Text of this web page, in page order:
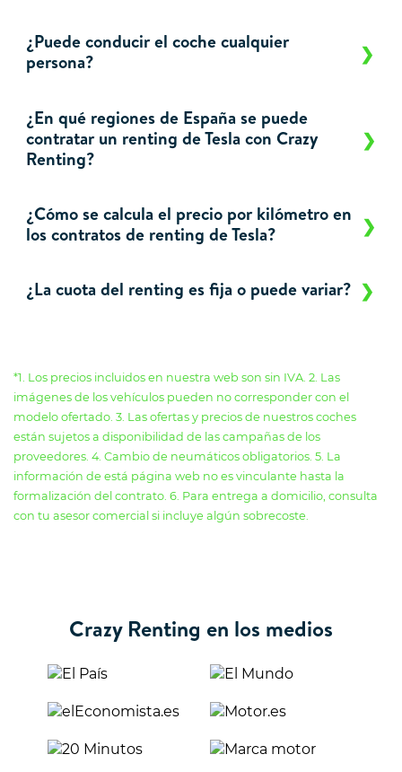
¿Puede conducir el coche cualquier
persona?
¿En qué regiones de España se puede
contratar un renting de Tesla con Crazy
Renting?
¿Cómo se calcula el precio por kilómetro en
los contratos de renting de Tesla?
¿La cuota del renting es fija o puede variar?
*1. Los precios incluidos en nuestra web son sin IVA. 2. Las
imágenes de los vehículos pueden no corresponder con el
modelo ofertado. 3. Las ofertas y precios de nuestros coches
están sujetos a disponibilidad de las campañas de los
proveedores. 4. Cambio de neumáticos obligatorios. 5. La
información de está página web no es vinculante hasta la
formalización del contrato. 6. Para entrega a domicilio, consulta
con tu asesor comercial si incluye algún sobrecoste.
Crazy Renting en los medios